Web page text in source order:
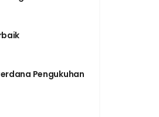
Pengukuhan